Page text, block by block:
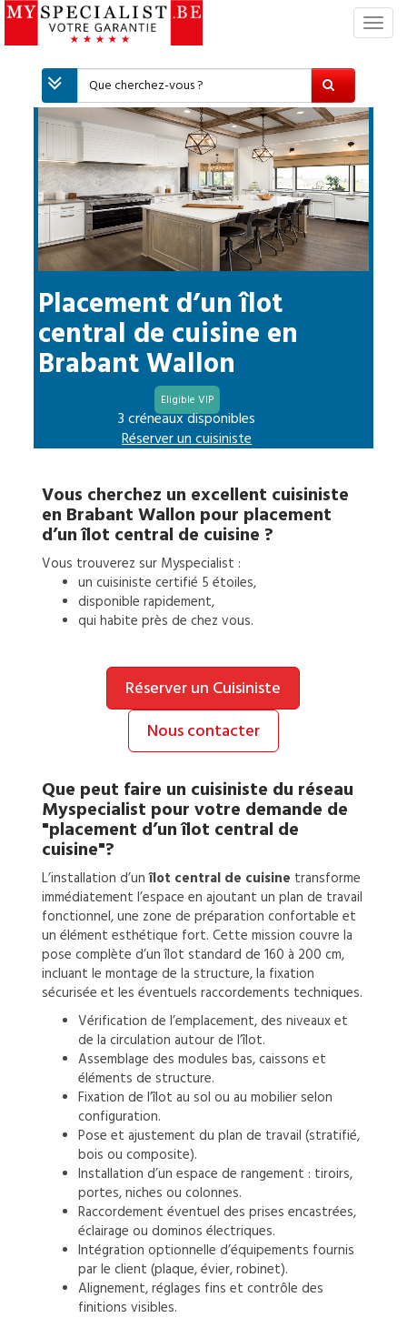
S
c
Placement d’un îlot
central de cuisine en
Brabant Wallon
Eligible VIP
3 créneaux disponibles
Réserver uncuisiniste
Vous cherchez un excellent cuisiniste
en Brabant Wallon pour placement
d’un îlot central de cuisine ?
Vous trouverez sur Myspecialist :
un cuisiniste certifié 5 étoiles,
disponible rapidement,
qui habite près de chez vous.
Réserver un Cuisiniste
Nous contacter
Que peut faire un cuisiniste du réseau
Myspecialist pour votre demande de
"placement d’un îlot central de
cuisine"?
L’installation d’unîlot central de cuisine transforme
immédiatement l’espace en ajoutant un plan de travail
fonctionnel, une zone de préparation confortable et
un élément esthétique fort. Cette mission couvre la
pose complète d’un îlot standard de 160 à 200 cm,
incluant le montage de la structure, la fixation
sécurisée et les éventuels raccordements techniques.
Vérification de l’emplacement, des niveaux et
de la circulation autour de l’îlot.
Assemblage des modules bas, caissons et
éléments de structure.
Fixation de l’îlot au sol ou au mobilier selon
configuration.
Pose et ajustement du plan de travail (stratifié,
bois ou composite).
Installation d’un espace de rangement : tiroirs,
portes, niches ou colonnes.
Raccordement éventuel des prises encastrées,
éclairage ou dominos électriques.
Intégration optionnelle d’équipements fournis
par le client (plaque, évier, robinet).
Alignement, réglages fins et contrôle des
finitions visibles.